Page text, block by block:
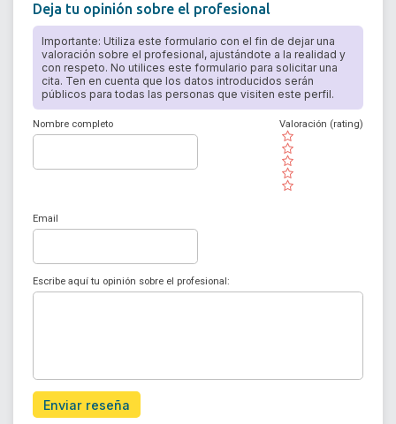
Deja tu opinión sobre el profesional
Importante: Utiliza este formulario con el fin de dejar una
valoración sobre el profesional, ajustándote a la realidad y
con respeto. No utilices este formulario para solicitar una
cita. Ten en cuenta que los datos introducidos serán
públicos para todas las personas que visiten este perfil.
Nombre completo
( )
( )
( )
( )
( )
Valoración (rating)
Email
Escribe aquí tu opinión sobre el profesional:
Enviar reseña